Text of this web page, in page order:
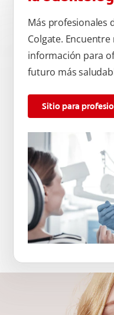
Más profesionales
Colgate.
información para
futuro más
Sitio para